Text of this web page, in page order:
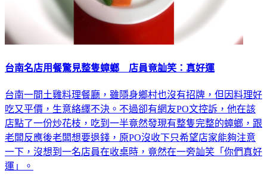
台南名店用餐驚見整隻蟑螂 店員竟訕笑：真好運
台南一間土雞料理餐廳，雖隱身鄉村也沒有招牌，但因料理好
吃又平價，生意絡繹不決。不過卻有網友PO文控訴，他在該
店點了一份炒花枝，吃到一半竟然發現有整隻完整的蟑螂，跟
老闆反應後老闆想要退錢，原PO沒收下只希望店家能夠注意
一下，沒想到一名店員在收桌時，竟然在一旁訕笑「你們真好
運」。